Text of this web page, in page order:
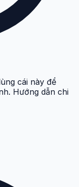
cái này để
Hướng dẫn chi